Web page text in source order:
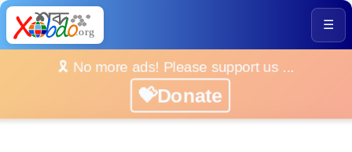
☰
🎗️ No more ads! Please support us ...
💝Donate